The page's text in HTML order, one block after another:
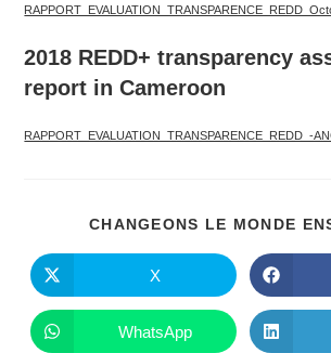
2018 REDD+ transparency
report in Cameroon
RAPPORT_EVALUATION_TRANSPARENCE_REDD_-
CHANGEONS LE MONDE
Ouvrir
dans
une
autre
fenêtre
X
Ouvrir
WhatsApp